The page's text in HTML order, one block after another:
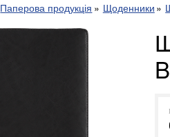
Паперова продукція Щоденники